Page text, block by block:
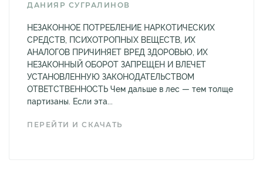
ДАНИЯР СУГРАЛИНОВ
НЕЗАКОННОЕ ПОТРЕБЛЕНИЕ НАРКОТИЧЕСКИХ
СРЕДСТВ, ПСИХОТРОПНЫХ ВЕЩЕСТВ, ИХ
АНАЛОГОВ ПРИЧИНЯЕТ ВРЕД ЗДОРОВЬЮ, ИХ
НЕЗАКОННЫЙ ОБОРОТ ЗАПРЕЩЕН И ВЛЕЧЕТ
УСТАНОВЛЕННУЮ ЗАКОНОДАТЕЛЬСТВОМ
ОТВЕТСТВЕННОСТЬ Чем дальше в лес — тем толще
партизаны. Если эта...
ПЕРЕЙТИ И СКАЧАТЬ